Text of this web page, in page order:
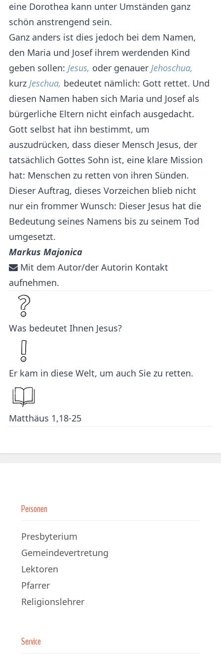
eine Dorothea kann unter Umständen ganz
schön anstrengend sein.
Ganz anders ist dies jedoch bei dem Namen,
den Maria und Josef ihrem werdenden Kind
geben sollen: Jesus, oder genauer Jehoschua,
kurz Jeschua, bedeutet nämlich: Gott rettet. Und
diesen Namen haben sich Maria und Josef als
bürgerliche Eltern nicht einfach ausgedacht.
Gott selbst hat ihn bestimmt, um
auszudrücken, dass dieser Mensch Jesus, der
tatsächlich Gottes Sohn ist, eine klare Mission
hat: Menschen zu retten von ihren Sünden.
Dieser Auftrag, dieses Vorzeichen blieb nicht
nur ein frommer Wunsch: Dieser Jesus hat die
Bedeutung seines Namens bis zu seinem Tod
umgesetzt.
Markus Majonica
Mit dem Autor/der Autorin Kontakt
aufnehmen.
Was bedeutet Ihnen Jesus?
Er kam in diese Welt, um auch Sie zu retten.
Matthäus 1,18-25
Personen
Presbyterium
Gemeindevertretung
Lektoren
Pfarrer
Religionslehrer
Service